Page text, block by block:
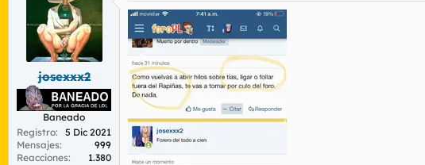
d
l
t
m
a
i
n
i
c
i
o
josexxx2
Baneado
Registro
5 Dic 2021
Mensajes
999
Reacciones
1.380